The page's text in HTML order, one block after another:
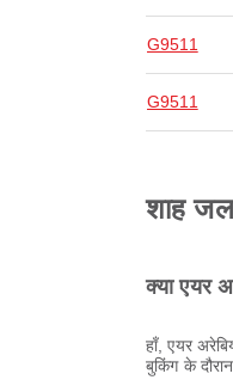
G9511
G9511
शाह
क्या एयर
हाँ, एयर अरेबिया / Air Arabia शाह जलाल अन्तर्राष्ट्रीय विमानक्षेत्र से डोमेस्टिक & अंतर्राष्ट्रीय उड़ानों के लिए बैगेज अलाउंस प्रदान करती है। विवरण टिकट के प्रकार और गंतव्य के अनुसार अलग-अलग हो सकता है। आप
बुकिंग के